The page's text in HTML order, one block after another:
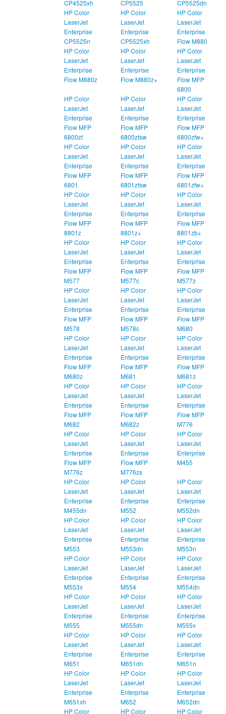
CP4525xh CP5525
CP5525dn
HP Color
LaserJet
Enterprise
CP5525n
HP Color
LaserJet
Enterprise
CP5525xh
HP Color
LaserJet
Enterprise
Flow M880
HP Color
LaserJet
Enterprise
Flow M880z
HP Color
LaserJet
Enterprise
Flow M880z+
HP Color
LaserJet
Enterprise
Flow MFP
6800
HP Color
LaserJet
Enterprise
Flow MFP
6800zf
HP Color
LaserJet
Enterprise
Flow MFP
6800zfsw
HP Color
LaserJet
Enterprise
Flow MFP
6800zfw+
HP Color
LaserJet
Enterprise
Flow MFP
6801
HP Color
LaserJet
Enterprise
Flow MFP
6801zfsw
HP Color
LaserJet
Enterprise
Flow MFP
6801zfw+
HP Color
LaserJet
Enterprise
Flow MFP
8801z
HP Color
LaserJet
Enterprise
Flow MFP
8801z+
HP Color
LaserJet
Enterprise
Flow MFP
8801zb+
HP Color
LaserJet
Enterprise
Flow MFP
M577
HP Color
LaserJet
Enterprise
Flow MFP
M577c
HP Color
LaserJet
Enterprise
Flow MFP
M577z
HP Color
LaserJet
Enterprise
Flow MFP
M578
HP Color
LaserJet
Enterprise
Flow MFP
M578c
HP Color
LaserJet
Enterprise
Flow MFP
M680
HP Color
LaserJet
Enterprise
Flow MFP
M680z
HP Color
LaserJet
Enterprise
Flow MFP
M681
HP Color
LaserJet
Enterprise
Flow MFP
M681z
HP Color
LaserJet
Enterprise
Flow MFP
M682
HP Color
LaserJet
Enterprise
Flow MFP
M682z
HP Color
LaserJet
Enterprise
Flow MFP
M776
HP Color
LaserJet
Enterprise
Flow MFP
M776z
HP Color
LaserJet
Enterprise
Flow MFP
M776zs
HP Color
LaserJet
Enterprise
M455
HP Color
LaserJet
Enterprise
M455dn
HP Color
LaserJet
Enterprise
M552
HP Color
LaserJet
Enterprise
M552dn
HP Color
LaserJet
Enterprise
M553
HP Color
LaserJet
Enterprise
M553dn
HP Color
LaserJet
Enterprise
M553n
HP Color
LaserJet
Enterprise
M553x
HP Color
LaserJet
Enterprise
M554
HP Color
LaserJet
Enterprise
M554dn
HP Color
LaserJet
Enterprise
M555
HP Color
LaserJet
Enterprise
M555dn
HP Color
LaserJet
Enterprise
M555x
HP Color
LaserJet
Enterprise
M651
HP Color
LaserJet
Enterprise
M651dn
HP Color
LaserJet
Enterprise
M651n
HP Color
LaserJet
Enterprise
M651xh
HP Color
LaserJet
Enterprise
M652
HP Color
LaserJet
Enterprise
M652dn
HP Color
HP Color
HP Color